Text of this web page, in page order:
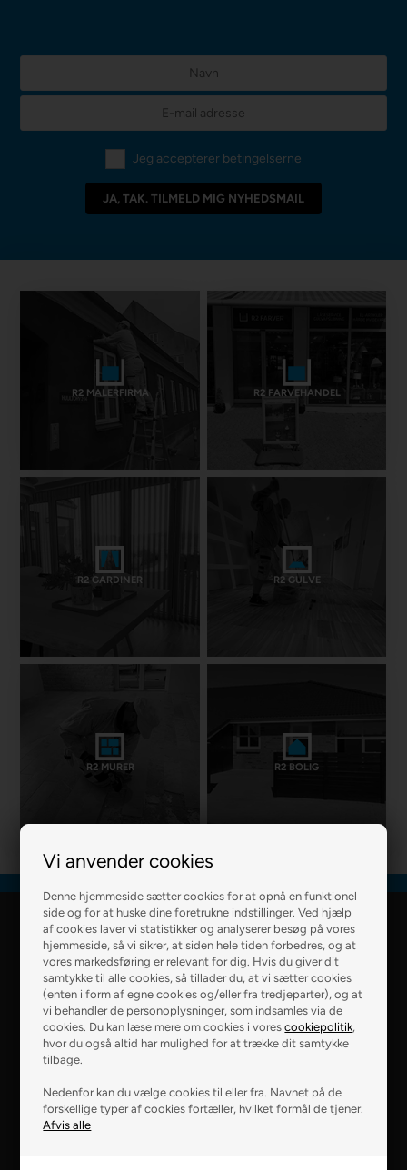
Vi anvender cookies
Denne hjemmeside sætter cookies for at opnå en funktionel
side og for at huske dine foretrukne indstillinger. Ved hjælp
af cookies laver vi statistikker og analyserer besøg på vores
hjemmeside, så vi sikrer, at siden hele tiden forbedres, og at
vores markedsføring er relevant for dig. Hvis du giver dit
samtykke til alle cookies, så tillader du, at vi sætter cookies
(enten i form af egne cookies og/eller fra tredjeparter), og at
vi behandler de personoplysninger, som indsamles via de
cookies. Du kan læse mere om cookies i vorescookiepolitik,
hvor du også altid har mulighed for at trække dit samtykke
tilbage.
Nedenfor kan du vælge cookies til eller fra. Navnet på de
forskellige typer af cookies fortæller, hvilket formål de tjener.
Jeg accepterer betingelserne
R2 MALERFIRMA R2 FARVEHANDEL
R2 GARDINER R2 GULVE
R2 MURER R2 BOLIG
R2 Farver Webshop
Falkevej 6
8800 Viborg
28 99 50 14